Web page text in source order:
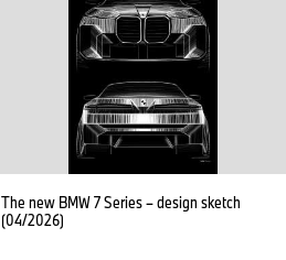
The new BMW 7 Series – design sketch
(04/2026)